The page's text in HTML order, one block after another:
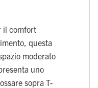
il comfort
questa
moderato
uno
sopra T-